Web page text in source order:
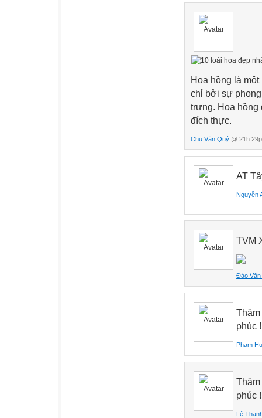
Hoa hồng là
chỉ bởi sự
trưng. Hoa
đích thực.
Chu Văn Quý @
AT
Nguyễn
TVM
Đào Văn
phúc
Phạm
phúc !
Lê